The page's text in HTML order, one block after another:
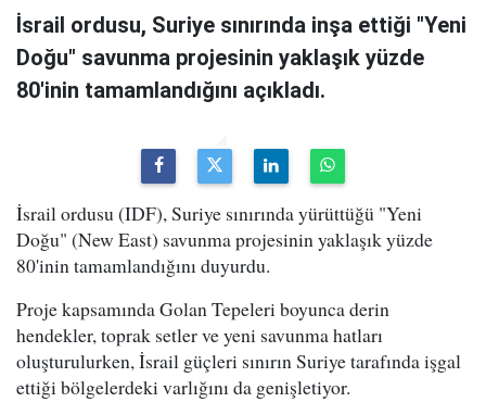
İsrail ordusu, Suriye sınırında inşa ettiği "Yeni
Doğu" savunma projesinin yaklaşık yüzde
80'inin tamamlandığını açıkladı.
İsrail ordusu (IDF), Suriye sınırında yürüttüğü "Yeni
Doğu" (New East) savunma projesinin yaklaşık yüzde
80'inin tamamlandığını duyurdu.
Proje kapsamında Golan Tepeleri boyunca derin
hendekler, toprak setler ve yeni savunma hatları
oluşturulurken, İsrail güçleri sınırın Suriye tarafında işgal
ettiği bölgelerdeki varlığını da genişletiyor.